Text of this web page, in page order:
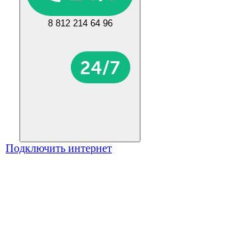
8 812 214 64 96
Подключить интернет